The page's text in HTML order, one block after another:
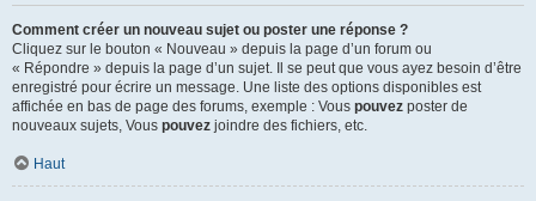
Comment créer un nouveau sujet ou poster une réponse ?
Cliquez sur le bouton « Nouveau » depuis la page d’un forum ou
« Répondre » depuis la page d’un sujet. Il se peut que vous ayez besoin d’être
enregistré pour écrire un message. Une liste des options disponibles est
affichée en bas de page des forums, exemple : Vous pouvez poster de
nouveaux sujets, Vous pouvez joindre des fichiers, etc.
Haut